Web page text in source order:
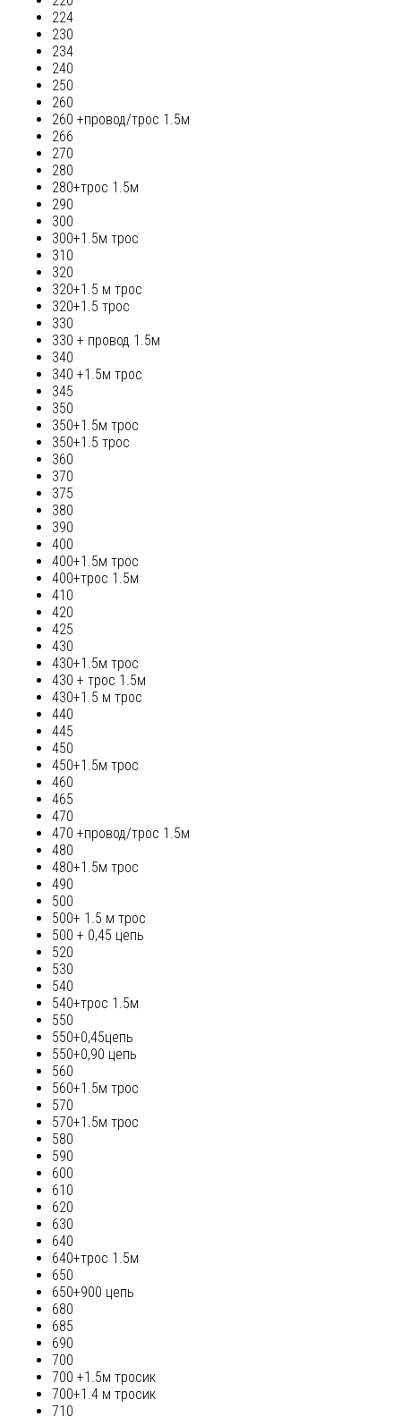
224
230
234
240
250
260
260 +провод/трос 1.5м
266
270
280
280+трос 1.5м
290
300
300+1.5м трос
310
320
320+1.5 м трос
320+1.5 трос
330
330 + провод 1.5м
340
340 +1.5м трос
345
350
350+1.5м трос
350+1.5 трос
360
370
375
380
390
400
400+1.5м трос
400+трос 1.5м
410
420
425
430
430+1.5м трос
430 + трос 1.5м
430+1.5 м трос
440
445
450
450+1.5м трос
460
465
470
470 +провод/трос 1.5м
480
480+1.5м трос
490
500
500+ 1.5 м трос
500 + 0,45 цепь
520
530
540
540+трос 1.5м
550
550+0,45цепь
550+0,90 цепь
560
560+1.5м трос
570
570+1.5м трос
580
590
600
610
620
630
640
640+трос 1.5м
650
650+900 цепь
680
685
690
700
700 +1.5м тросик
700+1.4 м тросик
710